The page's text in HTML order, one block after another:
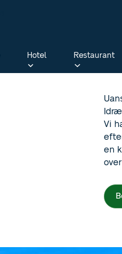
Hotel
Hotel
Restaurant
Restaurant
Vi
en